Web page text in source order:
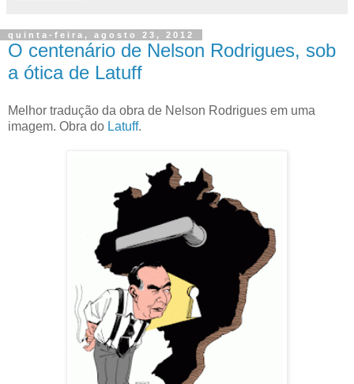
quinta-feira, agosto 23, 2012
O centenário de Nelson Rodrigues, sob
a ótica de Latuff
Melhor tradução da obra de Nelson Rodrigues em uma
imagem. Obra do Latuff.